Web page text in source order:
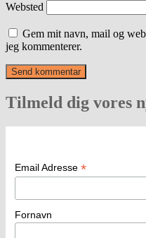
Websted
Gem mit navn, mail og
jeg kommenterer.
Tilmeld dig vores
Email Adresse *
Fornavn